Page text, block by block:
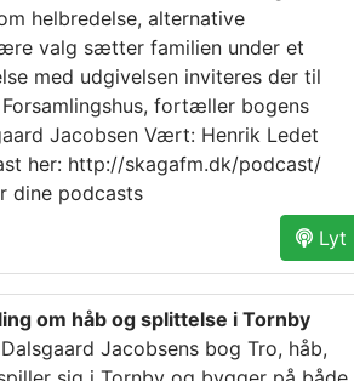
helbredelse, alternative
valg sætter familien under et
med udgivelsen inviteres der til
fortæller bogens
Jacobsen Vært: Henrik Ledet
her: http://skagafm.dk/podcast/
dine podcasts
Lyt
om håb og splittelse i Tornby
Jacobsens bog Tro, håb,